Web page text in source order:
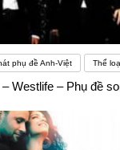
phụ đề Anh-Việt Thể
Westlife – Phụ đề